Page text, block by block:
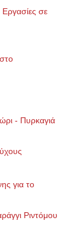
σε
- Πυρκαγιά
για το
Ριντόμου